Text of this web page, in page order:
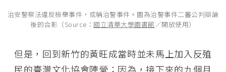
治安警察法違反檢舉事件，或稱治警事件。圖為治警事件二審公判辯論
後的合影（Source： 國立清華大學圖書館／開放使用）
但是，回到新竹的黃旺成當時並未馬上加入反殖
民的臺灣文化協會陣營；因為，接下來的九個月